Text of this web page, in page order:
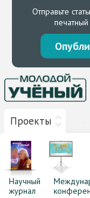
Отправьте
Проекты
Научный
журнал